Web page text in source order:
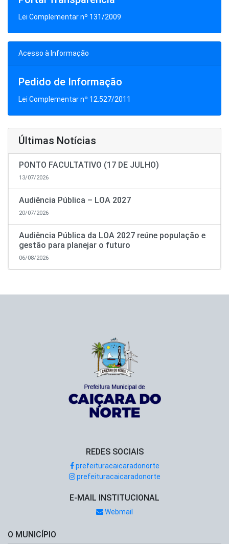
Lei Complementar nº 131/2009
Acesso à Informação
Pedido de Informação
Lei Complementar nº 12.527/2011
Últimas Notícias
PONTO FACULTATIVO (17 DE JULHO)
13/07/2026
Audiência Pública – LOA 2027
20/07/2026
Audiência Pública da LOA 2027 reúne população e
gestão para planejar o futuro
06/08/2026
REDES SOCIAIS
prefeituracaicaradonorte
prefeituracaicaradonorte
E-MAIL INSTITUCIONAL
Webmail
O MUNICÍPIO